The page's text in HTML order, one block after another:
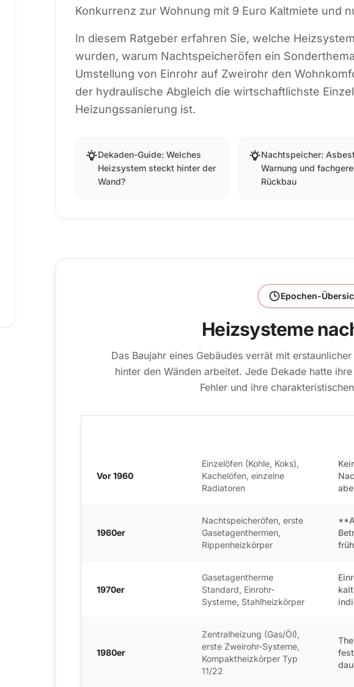
Konkurrenz zur Wohnung mit 9 Euro Kaltmiete und
In diesem Ratgeber erfahren Sie, welche
wurden, warum Nachtspeicheröfen ein
Umstellung von Einrohr auf Zweirohr den
der hydraulische Abgleich die wirtschaftlichste
Heizungssanierung ist.
Dekaden-Guide: Welches
Heizsystem steckt hinter der
Wand?
Nachtspeicher:
Warnung und
Rückbau
Epochen-
Heizsysteme
Das Baujahr eines Gebäudes verrät mit
hinter den Wänden arbeitet. Jede Dekade hatte
Fehler und ihre
Vor 1960
Einzelöfen (Kohle, Koks),
Kachelöfen, einzelne
Radiatoren
1960er
Nachtspeicheröfen, erste
Gasetagenthermen,
Rippenheizkörper
1970er
Gasetagentherme
Standard, Einrohr-
Systeme, Stahlheizkörper
1980er
Zentralheizung (Gas/Öl),
erste Zweirohr-Systeme,
Kompaktheizkörper Typ
11/22